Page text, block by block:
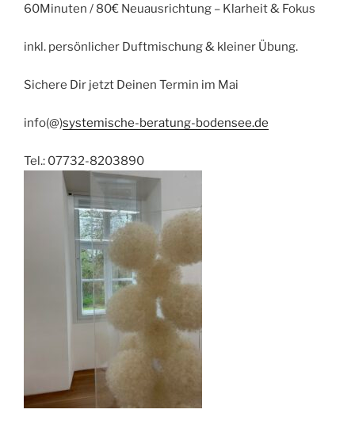
60Minuten / 80€ Neuausrichtung – Klarheit & Fokus
inkl. persönlicher Duftmischung & kleiner Übung.
Sichere Dir jetzt Deinen Termin im Mai
info(@)systemische-beratung-bodensee.de
Tel.: 07732-8203890